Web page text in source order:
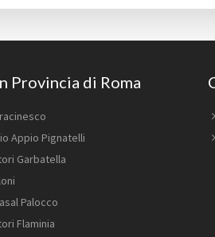
Provincia di Roma
Appio Pignatelli
Garbatella
Palocco
Flaminia